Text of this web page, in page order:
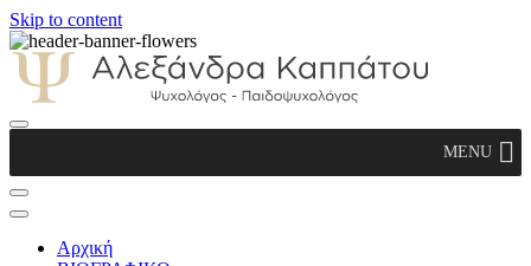
Skip to content
Παιδοψυχολόγος
MENU
Αρχική